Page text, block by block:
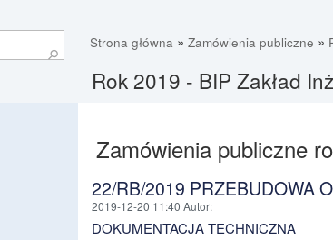
⚲
Strona główna » Zamówienia publiczne »
Rok 2019 - BIP Zakład
Zamówienia publiczne
22/RB/2019 PRZEBUDOWA
2019-12-20 11:40 Autor:
DOKUMENTACJA TECHNICZNA